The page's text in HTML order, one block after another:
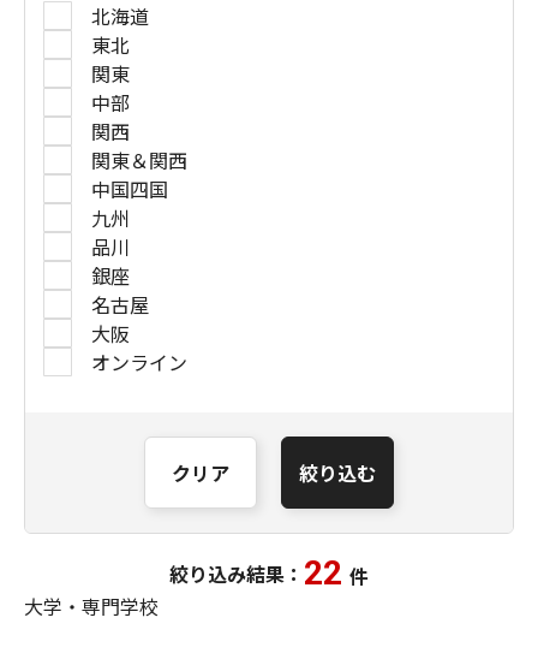
北海道
東北
関東
中部
関西
関東＆関西
中国四国
九州
品川
銀座
名古屋
大阪
オンライン
クリア 絞り込む
絞り込み結果： 22 件
大学・専門学校